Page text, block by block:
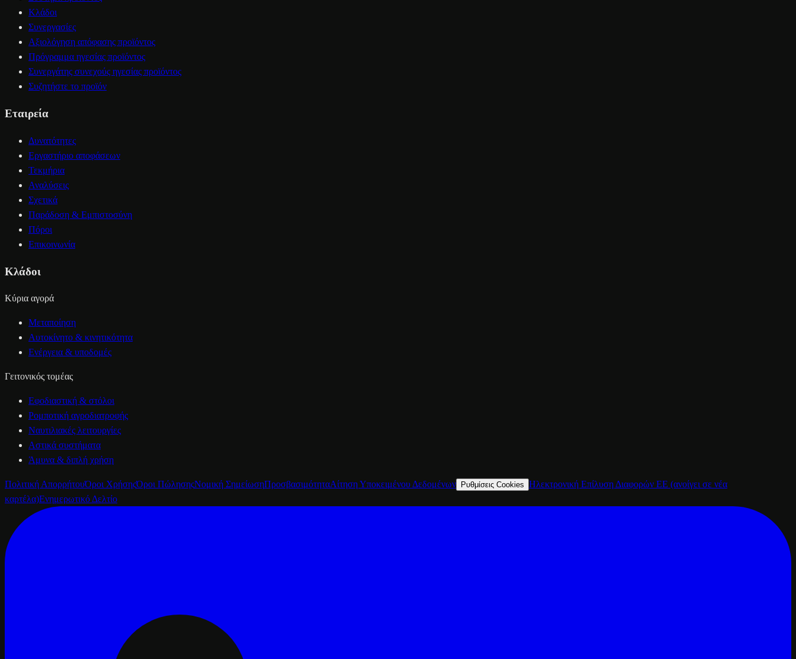
Κλάδοι
Συνεργασίες
Αξιολόγηση απόφασης προϊόντος
Πρόγραμμα ηγεσίας προϊόντος
Συνεργάτης συνεχούς ηγεσίας προϊόντος
Συζητήστε το προϊόν
Εταιρεία
Δυνατότητες
Εργαστήριο αποφάσεων
Τεκμήρια
Αναλύσεις
Σχετικά
Παράδοση & Εμπιστοσύνη
Πόροι
Επικοινωνία
Κλάδοι
Κύρια αγορά
Μεταποίηση
Αυτοκίνητο & κινητικότητα
Ενέργεια & υποδομές
Γειτονικός τομέας
Εφοδιαστική & στόλοι
Ρομποτική αγροδιατροφής
Ναυτιλιακές λειτουργίες
Αστικά συστήματα
Άμυνα & διπλή χρήση
Πολιτική ΑπορρήτουΌροι ΧρήσηςΌροι ΠώλησηςΝομική ΣημείωσηΠροσβασιμότηταΑίτηση Υποκειμένου Δεδομένων Ρυθμίσεις Cookies Ηλεκτρονική Επίλυση Διαφορών ΕΕ (ανοίγει σε νέα
καρτέλα)Ενημερωτικό Δελτίο